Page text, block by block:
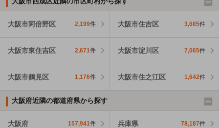
大阪市阿倍野区 2,199件 大阪市住吉区 3,685件
大阪市東住吉区 2,671件 大阪市淀川区 7,065件
大阪市鶴見区 1,176件 大阪市住之江区 1,642件
大阪府近隣の都道府県から探す
大阪府 157,941件 兵庫県 78,187件